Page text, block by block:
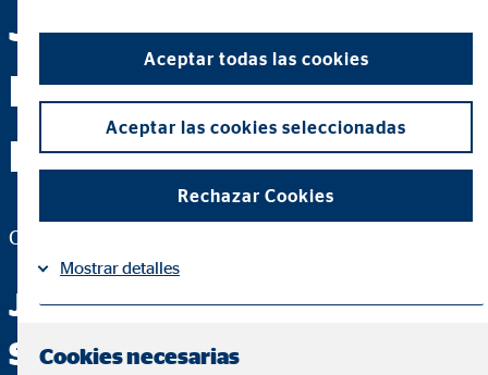
José Manuel Santos
Ramírez — Jerez de la
Frontera (Cádiz)
Coordinador de Zona para OVB Allfinanz España S.A.
JOSE GANAZA S.L.U. -
Sociedad colaboradora con
Aceptar todas las cookies
Aceptar las cookies seleccionadas
Rechazar Cookies
Mostrar detalles
Cookies necesarias